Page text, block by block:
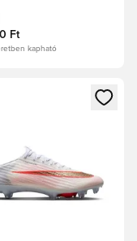
Ft
kapható
vagy a tagként
egy modált a